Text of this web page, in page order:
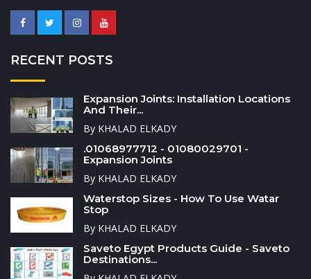
RECENT POSTS
Expansion Joints: Installation Locations
And Their...
By KHALAD ELKADY
.01068977712 - 01080029701 -
Expansion Joints
By KHALAD ELKADY
Waterstop Sizes - How To Use Watar
Stop
By KHALAD ELKADY
Saveto Egypt Products Guide - Saveto
Destinations...